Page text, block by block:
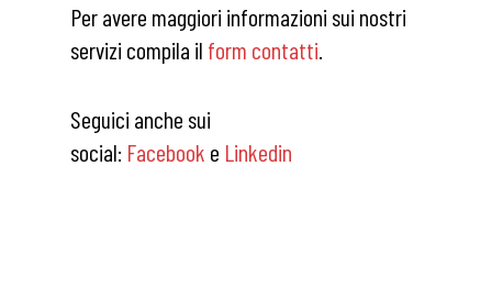
Per avere maggiori informazioni sui nostri
servizi compila il form contatti
Seguici anche sui
social: Facebook e Linkedin